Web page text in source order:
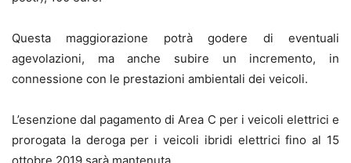
Questa maggiorazione potrà godere di eventuali
agevolazioni, ma anche subire un incremento, in
connessione con le prestazioni ambientali dei veicoli.
L’esenzione dal pagamento di Area C per i veicoli elettrici e
prorogata la deroga per i veicoli ibridi elettrici fino al 15